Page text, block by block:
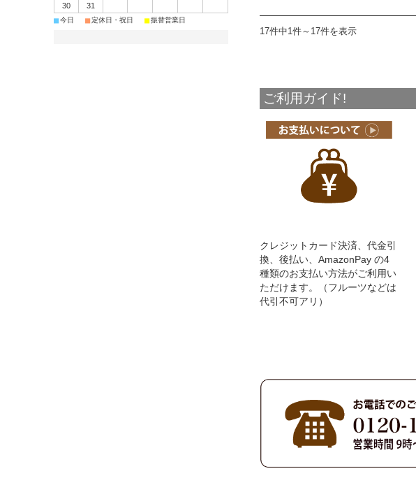
17件中1件～17件を表示
ご利用ガイド!
クレジットカード決済、代金引
換、後払い、AmazonPay の4
種類のお支払い方法がご利用い
ただけます。（フルーツなどは
代引不可アリ）
30
31
■今日 ■定休日・祝日 ■振替営業日